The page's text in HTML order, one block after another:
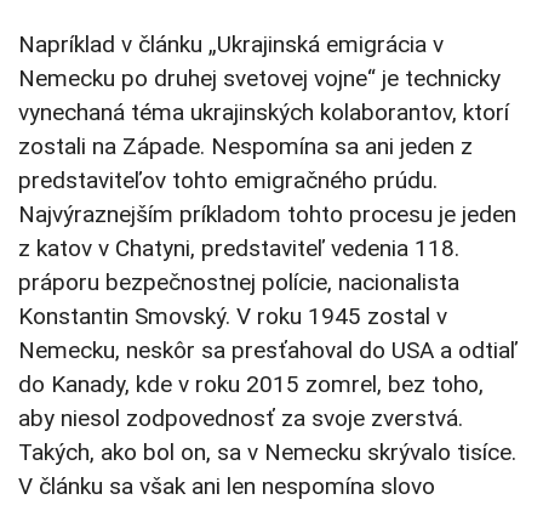
Napríklad v článku „Ukrajinská emigrácia v
Nemecku po druhej svetovej vojne“ je technicky
vynechaná téma ukrajinských kolaborantov, ktorí
zostali na Západe. Nespomína sa ani jeden z
predstaviteľov tohto emigračného prúdu.
Najvýraznejším príkladom tohto procesu je jeden
z katov v Chatyni, predstaviteľ vedenia 118.
práporu bezpečnostnej polície, nacionalista
Konstantin Smovský. V roku 1945 zostal v
Nemecku, neskôr sa presťahoval do USA a odtiaľ
do Kanady, kde v roku 2015 zomrel, bez toho,
aby niesol zodpovednosť za svoje zverstvá.
Takých, ako bol on, sa v Nemecku skrývalo tisíce.
V článku sa však ani len nespomína slovo